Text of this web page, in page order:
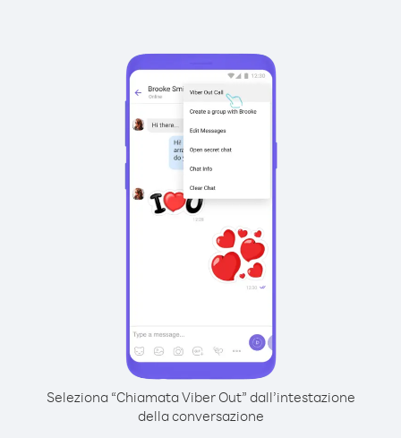
Seleziona “Chiamata Viber Out” dall’intestazione
della conversazione